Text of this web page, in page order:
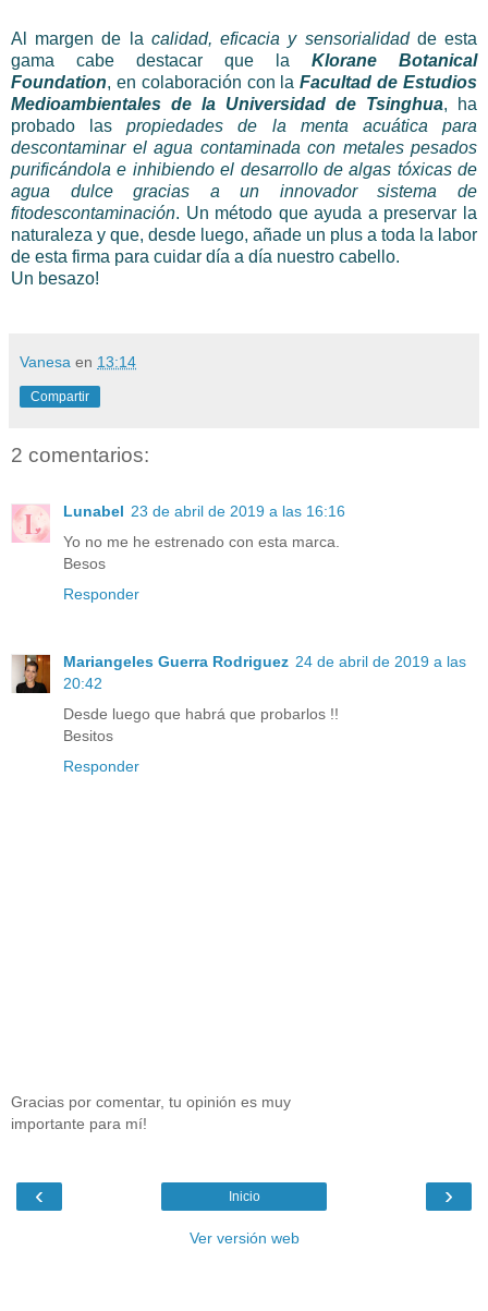
Al margen de la calidad, eficacia y sensorialidadde esta
gama cabe destacar que la Klorane Botanical
Foundation, en colaboración con laFacultad de Estudios
Medioambientales de la Universidad de Tsinghua, ha
probado laspropiedades de la menta acuática para
descontaminar el agua contaminada con metales pesados
purificándola e inhibiendo el desarrollo de algas tóxicas de
agua dulce gracias a un innovador sistema de
fitodescontaminación. Un método que ayuda a preservar la
naturaleza y que, desde luego, añade un plus a toda la labor
de esta firma para cuidar día a día nuestro cabello.
Un besazo!
Vanesa en 13:14
Compartir
2 comentarios:
Lunabel 23 de abril de 2019 a las 16:16
Yo no me he estrenado con esta marca.
Besos
Responder
Mariangeles Guerra Rodriguez 24 de abril de 2019 a las
20:42
Desde luego que habrá que probarlos !!
Besitos
Responder
Gracias por comentar, tu opinión es muy
importante para mí!
‹ ›
Inicio
Ver versión web